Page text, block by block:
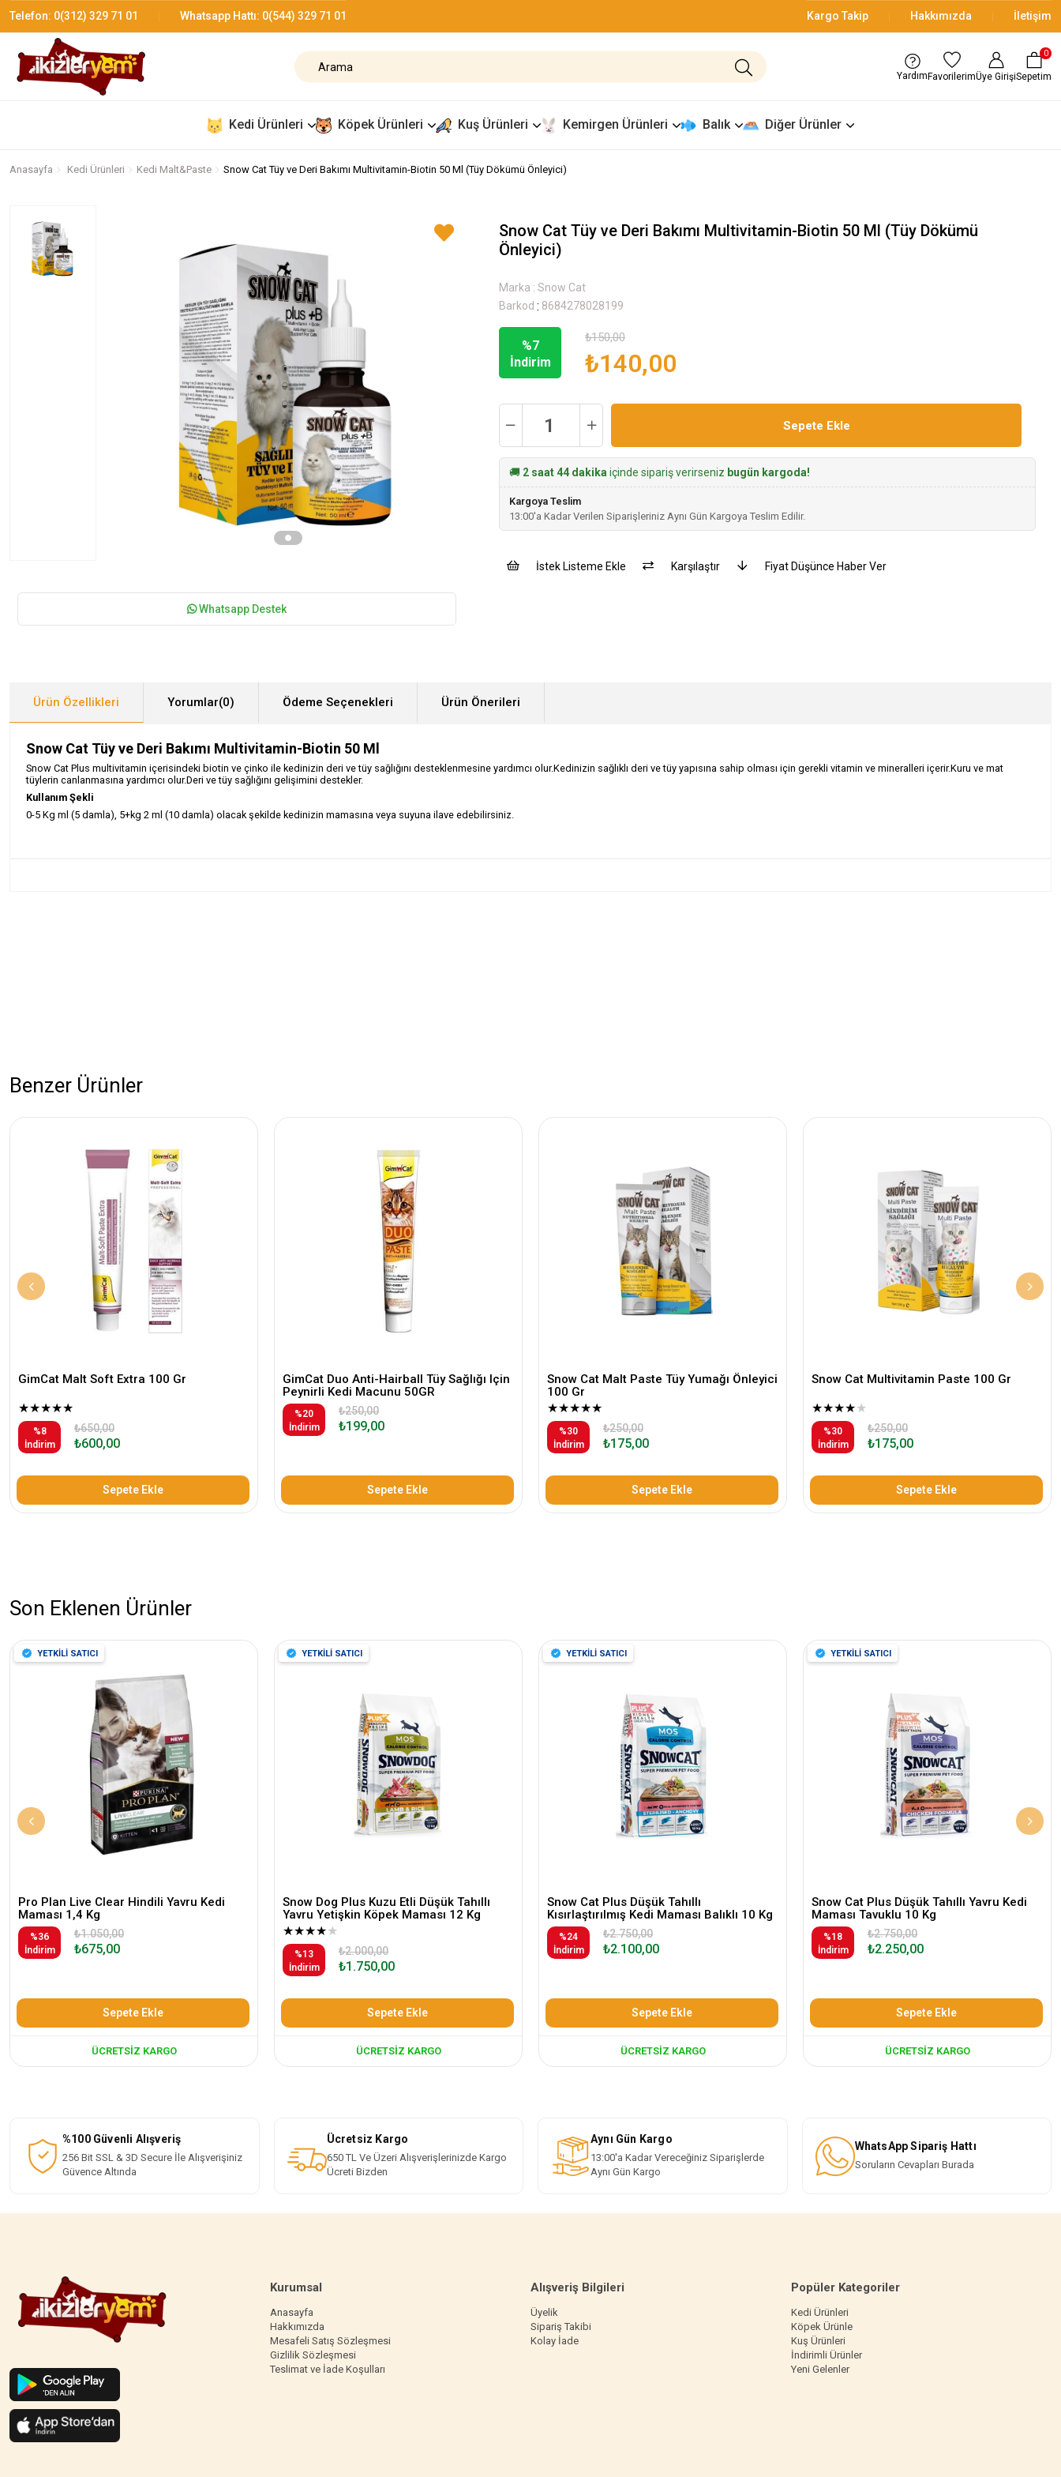
Telefon: 0(312) 329 71 01 Whatsapp Hattı: 0(544) 329 71 01 Kargo Takip Hakkımızda İletişim
Yardım FavorilerimÜye GirişiSepetim
0
Kedi Ürünleri Köpek Ürünleri Kuş Ürünleri Kemirgen Ürünleri Balık Diğer Ürünler
Anasayfa Kedi Ürünleri Kedi Malt&Paste Snow Cat Tüy ve Deri Bakımı Multivitamin-Biotin 50 Ml (Tüy Dökümü Önleyici)
Whatsapp Destek
Snow Cat Tüy ve Deri Bakımı Multivitamin-Biotin 50 Ml (Tüy Dökümü
Önleyici)
Marka : Snow Cat
Barkod : 8684278028199
%7
İndirim
₺150,00
₺140,00
🚚 2 saat 44 dakika içinde sipariş verirseniz bugün kargoda!
Kargoya Teslim
13:00'a Kadar Verilen Siparişleriniz Aynı Gün Kargoya Teslim Edilir.
İstek Listeme Ekle Karşılaştır Fiyat Düşünce Haber Ver
Ürün Özellikleri Yorumlar(0) Ödeme Seçenekleri Ürün Önerileri
Snow Cat Tüy ve Deri Bakımı Multivitamin-Biotin 50 Ml
Snow Cat Plus multivitamin içerisindeki biotin ve çinko ile kedinizin deri ve tüy sağlığını desteklenmesine yardımcı olur.Kedinizin sağlıklı deri ve tüy yapısına sahip olması için gerekli vitamin ve mineralleri içerir.Kuru ve mat
tüylerin canlanmasına yardımcı olur.Deri ve tüy sağlığını gelişimini destekler.
Kullanım Şekli
0-5 Kg ml (5 damla), 5+kg 2 ml (10 damla) olacak şekilde kedinizin mamasına veya suyuna ilave edebilirsiniz.
Benzer Ürünler
GimCat Malt Soft Extra 100 Gr
★★★★★
%8
İndirim
₺600,00
₺650,00
Sepete Ekle
GimCat Duo Anti-Hairball Tüy Sağlığı Için
Peynirli Kedi Macunu 50GR
%20
İndirim
₺199,00
₺250,00
Sepete Ekle
Snow Cat Malt Paste Tüy Yumağı Önleyici
100 Gr
★★★★★
%30
İndirim
₺175,00
₺250,00
Sepete Ekle
Snow Cat Multivitamin Paste 100 Gr
★★★★★
%30
İndirim
₺175,00
₺250,00
Sepete Ekle
Son Eklenen Ürünler
Pro Plan Live Clear Hindili Yavru Kedi
Maması 1,4 Kg
%36
İndirim
₺675,00
₺1.050,00
Sepete Ekle
ÜCRETSIZ KARGO
YETKİLİ SATICI
Snow Dog Plus Kuzu Etli Düşük Tahıllı
Yavru Yetişkin Köpek Maması 12 Kg
★★★★★
%13
İndirim
₺1.750,00
₺2.000,00
Sepete Ekle
ÜCRETSIZ KARGO
YETKİLİ SATICI
Snow Cat Plus Düşük Tahıllı
Kısırlaştırılmış Kedi Maması Balıklı 10 Kg
%24
İndirim
₺2.100,00
₺2.750,00
Sepete Ekle
ÜCRETSIZ KARGO
YETKİLİ SATICI
Snow Cat Plus Düşük Tahıllı Yavru Kedi
Maması Tavuklu 10 Kg
%18
İndirim
₺2.250,00
₺2.750,00
Sepete Ekle
ÜCRETSIZ KARGO
YETKİLİ SATICI
%100 Güvenli Alışveriş
256 Bit SSL & 3D Secure İle Alışverişiniz
Güvence Altında
Ücretsiz Kargo
650 TL Ve Üzeri Alışverişlerinizde Kargo
Ücreti Bizden
Aynı Gün Kargo
13:00'a Kadar Vereceğiniz Siparişlerde
Aynı Gün Kargo
WhatsApp Sipariş Hattı
Soruların Cevapları Burada
Kurumsal
Anasayfa
Hakkımızda
Mesafeli Satış Sözleşmesi
Gizlilik Sözleşmesi
Teslimat ve İade Koşulları
Alışveriş Bilgileri
Üyelik
Sipariş Takibi
Kolay İade
Popüler Kategoriler
Kedi Ürünleri
Köpek Ürünle
Kuş Ürünleri
İndirimli Ürünler
Yeni Gelenler